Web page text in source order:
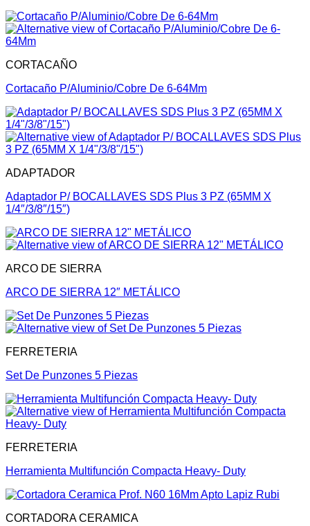
CORTACAÑO
Cortacaño P/Aluminio/Cobre De 6-64Mm
ADAPTADOR
Adaptador P/ BOCALLAVES SDS Plus 3 PZ (65MM X
1/4″/3/8″/15″)
ARCO DE SIERRA
ARCO DE SIERRA 12″ METÁLICO
FERRETERIA
Set De Punzones 5 Piezas
FERRETERIA
Herramienta Multifunción Compacta Heavy- Duty
CORTADORA CERAMICA